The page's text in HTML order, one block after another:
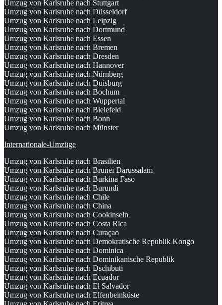
Umzug von Karlsruhe nach Stuttgart
Umzug von Karlsruhe nach Düsseldorf
Umzug von Karlsruhe nach Leipzig
Umzug von Karlsruhe nach Dortmund
Umzug von Karlsruhe nach Essen
Umzug von Karlsruhe nach Bremen
Umzug von Karlsruhe nach Dresden
Umzug von Karlsruhe nach Hannover
Umzug von Karlsruhe nach Nürnberg
Umzug von Karlsruhe nach Duisburg
Umzug von Karlsruhe nach Bochum
Umzug von Karlsruhe nach Wuppertal
Umzug von Karlsruhe nach Bielefeld
Umzug von Karlsruhe nach Bonn
Umzug von Karlsruhe nach Münster
Internationale-Umzüge
Umzug von Karlsruhe nach Brasilien
Umzug von Karlsruhe nach Brunei Darussalam
Umzug von Karlsruhe nach Burkina Faso
Umzug von Karlsruhe nach Burundi
Umzug von Karlsruhe nach Chile
Umzug von Karlsruhe nach China
Umzug von Karlsruhe nach Cookinseln
Umzug von Karlsruhe nach Costa Rica
Umzug von Karlsruhe nach Curaçao
Umzug von Karlsruhe nach Demokratische Republik Kongo
Umzug von Karlsruhe nach Dominica
Umzug von Karlsruhe nach Dominikanische Republik
Umzug von Karlsruhe nach Dschibuti
Umzug von Karlsruhe nach Ecuador
Umzug von Karlsruhe nach El Salvador
Umzug von Karlsruhe nach Elfenbeinküste